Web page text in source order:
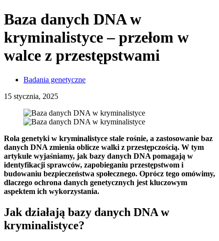
Baza danych DNA w
kryminalistyce – przełom w
walce z przestępstwami
Badania genetyczne
15 stycznia, 2025
Rola genetyki w kryminalistyce stale rośnie, a zastosowanie baz
danych DNA zmienia oblicze walki z przestępczością. W tym
artykule wyjaśniamy, jak bazy danych DNA pomagają w
identyfikacji sprawców, zapobieganiu przestępstwom i
budowaniu bezpieczeństwa społecznego. Oprócz tego omówimy,
dlaczego ochrona danych genetycznych jest kluczowym
aspektem ich wykorzystania.
Jak działają bazy danych DNA w
kryminalistyce?